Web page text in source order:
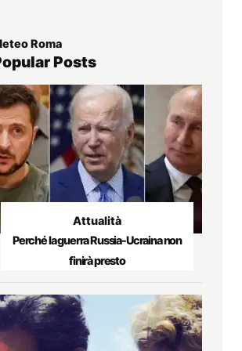
Roma
Posts
Attualità
Perché la guerra Russia-Ucraina non
finirà presto